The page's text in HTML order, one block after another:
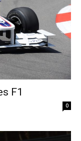
F1
0